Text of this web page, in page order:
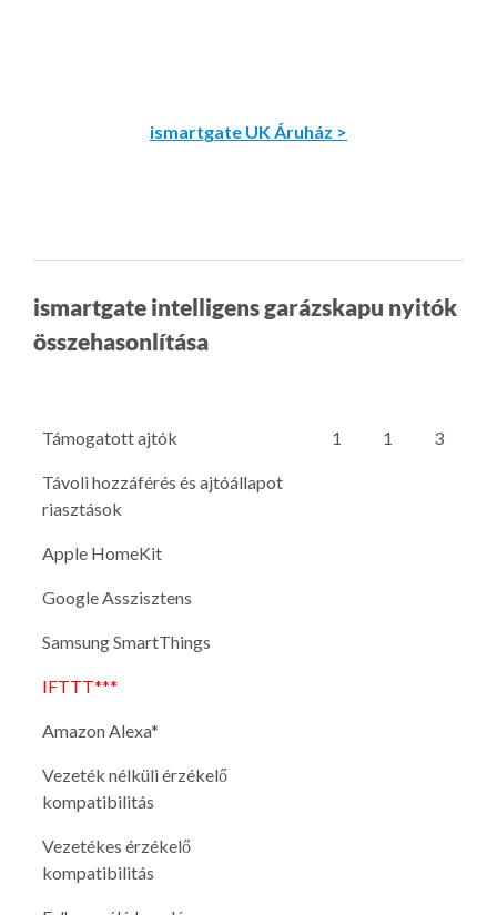
ismartgate UK Áruház >
ismartgate intelligens garázskapu nyitók
összehasonlítása
Támogatott ajtók 1 1 3
Távoli hozzáférés és ajtóállapot
riasztások
Apple HomeKit
Google Asszisztens
Samsung SmartThings
IFTTT***
Amazon Alexa*
Vezeték nélküli érzékelő
kompatibilitás
Vezetékes érzékelő
kompatibilitás